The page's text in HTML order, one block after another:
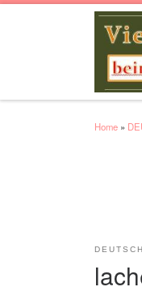
Home »